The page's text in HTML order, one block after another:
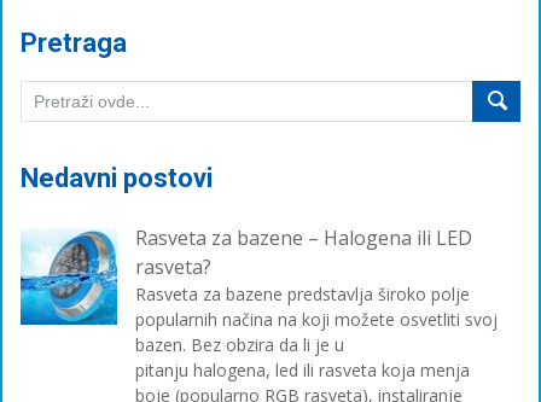
Pretraga
Nedavni postovi
Rasveta za bazene – Halogena ili LED
rasveta?
Rasveta za bazene predstavlja široko polje
popularnih načina na koji možete osvetliti svoj
bazen. Bez obzira da li je u
pitanju halogena, led ili rasveta koja menja
boje (popularno RGB rasveta), instaliranje